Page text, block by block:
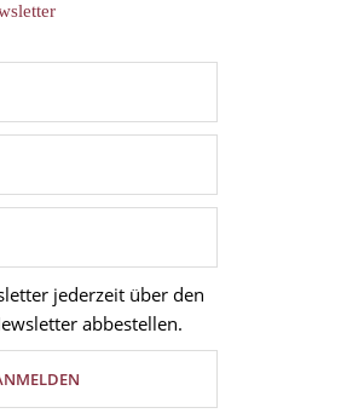
jederzeit über den
abbestellen.